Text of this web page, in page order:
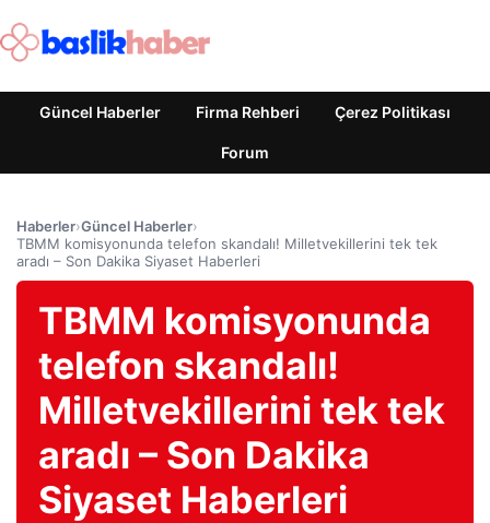
Güncel Haberler Firma Rehberi Çerez Politikası
Forum
Haberler›Güncel Haberler›
TBMM komisyonunda telefon skandalı! Milletvekillerini tek tek
aradı – Son Dakika Siyaset Haberleri
TBMM komisyonunda
telefon skandalı!
Milletvekillerini tek tek
aradı – Son Dakika
Siyaset Haberleri